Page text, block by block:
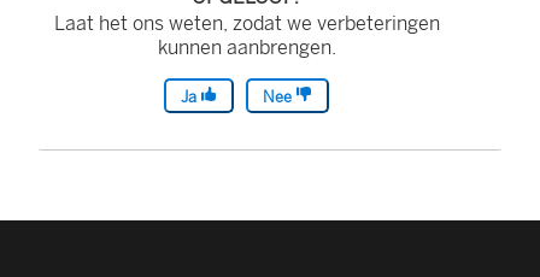
Laat het ons weten, zodat we verbeteringen
kunnen aanbrengen.
Ja Nee